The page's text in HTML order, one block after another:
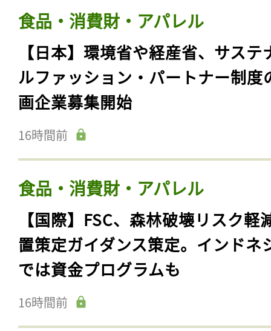
食品・消費財・アパレル
【日本】環境省や経産省、サステ
ルファッション・パートナー制度
画企業募集開始
16時間前
食品・消費財・アパレル
【国際】FSC、森林破壊リスク軽
置策定ガイダンス策定。インドネ
では資金プログラムも
16時間前